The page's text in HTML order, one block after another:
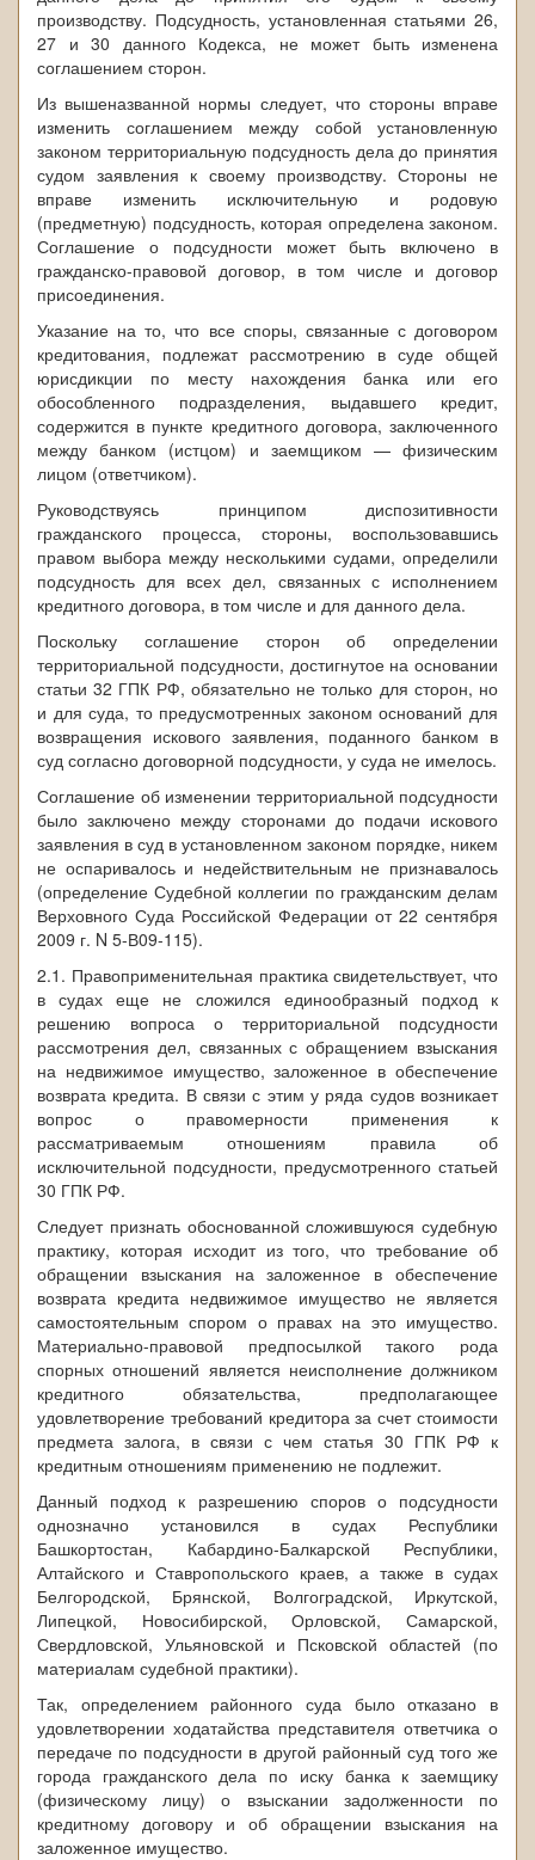
производству. Подсудность, установленная статьями 26,
27 и 30 данного Кодекса, не может быть изменена
соглашением сторон.
Из вышеназванной нормы следует, что стороны вправе
изменить соглашением между собой установленную
законом территориальную подсудность дела до принятия
судом заявления к своему производству. Стороны не
вправе изменить исключительную и родовую
(предметную) подсудность, которая определена законом.
Соглашение о подсудности может быть включено в
гражданско-правовой договор, в том числе и договор
присоединения.
Указание на то, что все споры, связанные с договором
кредитования, подлежат рассмотрению в суде общей
юрисдикции по месту нахождения банка или его
обособленного подразделения, выдавшего кредит,
содержится в пункте кредитного договора, заключенного
между банком (истцом) и заемщиком — физическим
лицом (ответчиком).
Руководствуясь принципом диспозитивности
гражданского процесса, стороны, воспользовавшись
правом выбора между несколькими судами, определили
подсудность для всех дел, связанных с исполнением
кредитного договора, в том числе и для данного дела.
Поскольку соглашение сторон об определении
территориальной подсудности, достигнутое на основании
статьи 32 ГПК РФ, обязательно не только для сторон, но
и для суда, то предусмотренных законом оснований для
возвращения искового заявления, поданного банком в
суд согласно договорной подсудности, у суда не имелось.
Соглашение об изменении территориальной подсудности
было заключено между сторонами до подачи искового
заявления в суд в установленном законом порядке, никем
не оспаривалось и недействительным не признавалось
(определение Судебной коллегии по гражданским делам
Верховного Суда Российской Федерации от 22 сентября
2009 г. N 5-В09-115).
2.1. Правоприменительная практика свидетельствует, что
в судах еще не сложился единообразный подход к
решению вопроса о территориальной подсудности
рассмотрения дел, связанных с обращением взыскания
на недвижимое имущество, заложенное в обеспечение
возврата кредита. В связи с этим у ряда судов возникает
вопрос о правомерности применения к
рассматриваемым отношениям правила об
исключительной подсудности, предусмотренного статьей
30 ГПК РФ.
Следует признать обоснованной сложившуюся судебную
практику, которая исходит из того, что требование об
обращении взыскания на заложенное в обеспечение
возврата кредита недвижимое имущество не является
самостоятельным спором о правах на это имущество.
Материально-правовой предпосылкой такого рода
спорных отношений является неисполнение должником
кредитного обязательства, предполагающее
удовлетворение требований кредитора за счет стоимости
предмета залога, в связи с чем статья 30 ГПК РФ к
кредитным отношениям применению не подлежит.
Данный подход к разрешению споров о подсудности
однозначно установился в судах Республики
Башкортостан, Кабардино-Балкарской Республики,
Алтайского и Ставропольского краев, а также в судах
Белгородской, Брянской, Волгоградской, Иркутской,
Липецкой, Новосибирской, Орловской, Самарской,
Свердловской, Ульяновской и Псковской областей (по
материалам судебной практики).
Так, определением районного суда было отказано в
удовлетворении ходатайства представителя ответчика о
передаче по подсудности в другой районный суд того же
города гражданского дела по иску банка к заемщику
(физическому лицу) о взыскании задолженности по
кредитному договору и об обращении взыскания на
заложенное имущество.